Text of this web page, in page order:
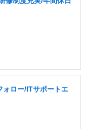
ォロー/ITサポートエ